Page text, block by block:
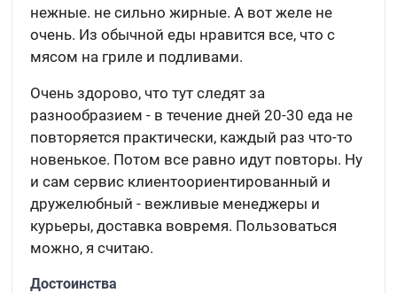
нежные. не сильно жирные. А вот желе не
очень. Из обычной еды нравится все, что с
мясом на гриле и подливами.
Очень здорово, что тут следят за
разнообразием - в течение дней 20-30 еда не
повторяется практически, каждый раз что-то
новенькое. Потом все равно идут повторы. Ну
и сам сервис клиентоориентированный и
дружелюбный - вежливые менеджеры и
курьеры, доставка вовремя. Пользоваться
можно, я считаю.
Достоинства